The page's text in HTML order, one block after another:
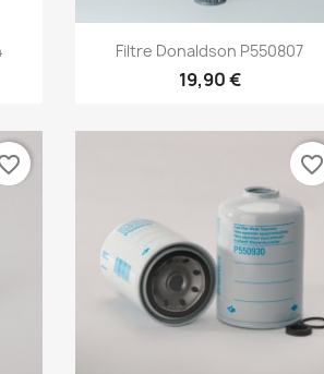
Aperçu rapide
Filtre Donaldson P550807
19,90 €
favorite_border